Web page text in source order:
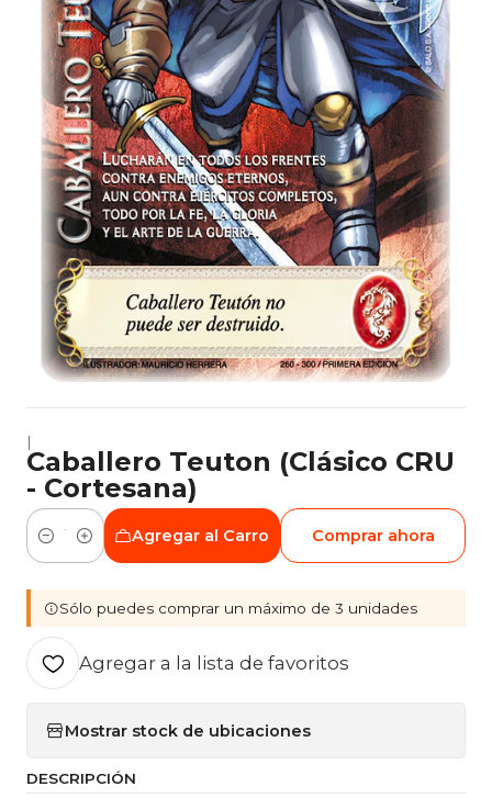
|
Caballero Teuton (Clásico CRU
- Cortesana)
Cantidad
Agregar al Carro Comprar ahora
Sólo puedes comprar un máximo de 3 unidades
Agregar a la lista de favoritos
Mostrar stock de ubicaciones
DESCRIPCIÓN